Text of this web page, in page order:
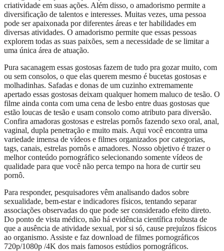
criatividade em suas ações. Além disso, o amadorismo permite a
diversificação de talentos e interesses. Muitas vezes, uma pessoa
pode ser apaixonada por diferentes áreas e ter habilidades em
diversas atividades. O amadorismo permite que essas pessoas
explorem todas as suas paixões, sem a necessidade de se limitar a
uma única área de atuação.
Pura sacanagem essas gostosas fazem de tudo pra gozar muito, com
ou sem consolos, o que elas querem mesmo é bucetas gostosas e
molhadinhas. Safadas e donas de um cuzinho extremamente
apertado essas gostosas deixam qualquer homem maluco de tesão. O
filme ainda conta com uma cena de lesbo entre duas gostosas que
estão loucas de tesão e usam consolo como atributo para diversão.
Confira amadoras gostosas e estrelas pornôs fazendo sexo oral, anal,
vaginal, dupla penetração e muito mais. Aqui você encontra uma
variedade imensa de vídeos e filmes organizados por categorias,
tags, canais, estrelas pornôs e amadores. Nosso objetivo é trazer o
melhor conteúdo pornográfico selecionando somente vídeos de
qualidade para que você não perca tempo na hora de curtir seu
pornô.
Para responder, pesquisadores vêm analisando dados sobre
sexualidade, bem-estar e indicadores físicos, tentando separar
associações observadas do que pode ser considerado efeito direto.
Do ponto de vista médico, não há evidência científica robusta de
que a ausência de atividade sexual, por si só, cause prejuízos físicos
ao organismo. Assiste e faz download de filmes pornográficos
720p/1080p /4K dos mais famosos estúdios pornográficos.